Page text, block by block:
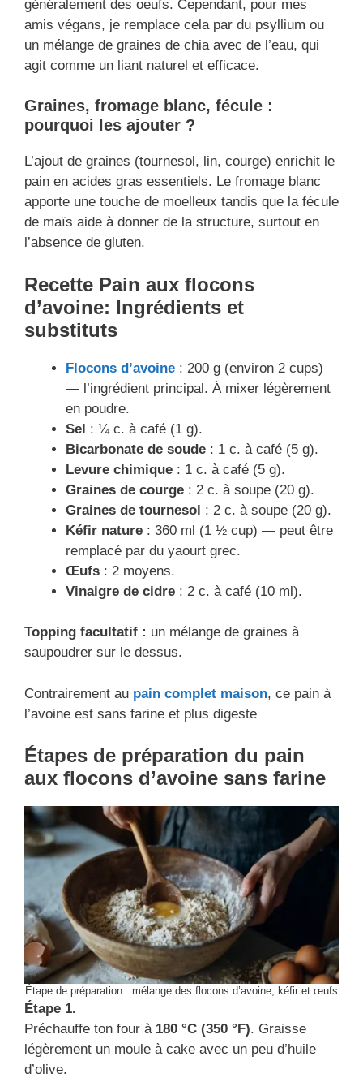
généralement des oeufs. Cependant, pour mes
amis végans, je remplace cela par du psyllium ou
un mélange de graines de chia avec de l’eau, qui
agit comme un liant naturel et efficace.
Graines, fromage blanc, fécule :
pourquoi les ajouter ?
L’ajout de graines (tournesol, lin, courge) enrichit le
pain en acides gras essentiels. Le fromage blanc
apporte une touche de moelleux tandis que la fécule
de maïs aide à donner de la structure, surtout en
l’absence de gluten.
Recette Pain aux flocons
d’avoine: Ingrédients et
substituts
Flocons d’avoine : 200 g (environ 2 cups)
— l’ingrédient principal. À mixer légèrement
en poudre.
Sel : ¼ c. à café (1 g).
Bicarbonate de soude : 1 c. à café (5 g).
Levure chimique : 1 c. à café (5 g).
Graines de courge : 2 c. à soupe (20 g).
Graines de tournesol : 2 c. à soupe (20 g).
Kéfir nature : 360 ml (1 ½ cup) — peut être
remplacé par du yaourt grec.
Œufs : 2 moyens.
Vinaigre de cidre : 2 c. à café (10 ml).
Topping facultatif : un mélange de graines à
saupoudrer sur le dessus.
Contrairement au pain complet maison, ce pain à
l’avoine est sans farine et plus digeste
Étapes de préparation du pain
aux flocons d’avoine sans farine
Étape de préparation : mélange des flocons d’avoine, kéfir et œufs
Étape 1.
Préchauffe ton four à 180 °C (350 °F). Graisse
légèrement un moule à cake avec un peu d’huile
d’olive.